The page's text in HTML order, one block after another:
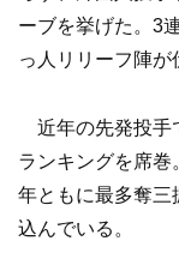
ーブを挙げた。3
っ人リリーフ陣が
近年の先発投手
ランキングを席巻
年ともに最多奪三
込んでいる。